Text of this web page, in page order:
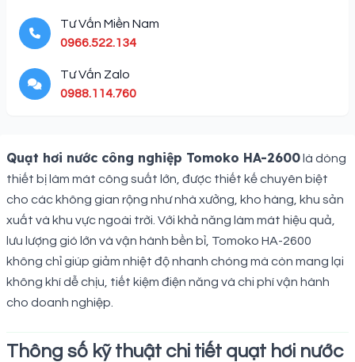
Tư Vấn Miền Nam
0966.522.134
Tư Vấn Zalo
0988.114.760
Description
Quạt hơi nước công nghiệp Tomoko HA-2600 là dòng
thiết bị làm mát công suất lớn, được thiết kế chuyên biệt
cho các không gian rộng như nhà xưởng, kho hàng, khu sản
xuất và khu vực ngoài trời. Với khả năng làm mát hiệu quả,
lưu lượng gió lớn và vận hành bền bỉ, Tomoko HA-2600
không chỉ giúp giảm nhiệt độ nhanh chóng mà còn mang lại
không khí dễ chịu, tiết kiệm điện năng và chi phí vận hành
cho doanh nghiệp.
Thông số kỹ thuật chi tiết quạt hơi nước